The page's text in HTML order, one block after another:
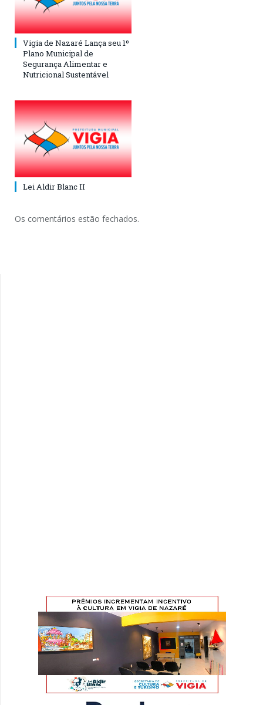
Vigia de Nazaré Lança seu 1º
Plano Municipal de
Segurança Alimentar e
Nutricional Sustentável
Lei Aldir Blanc II
Os comentários estão fechados.